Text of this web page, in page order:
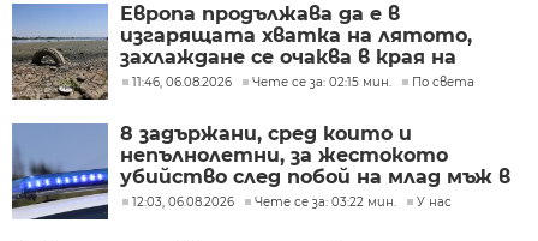
Европа продължава да е в
изгарящата хватка на лятото,
захлаждане се очаква в края на
седмицата
11:46, 06.08.2026 Чете се за: 02:15 мин. По света
8 задържани, сред които и
непълнолетни, за жестокото
убийство след побой на млад мъж в
Пловдив
12:03, 06.08.2026 Чете се за: 03:22 мин. У нас